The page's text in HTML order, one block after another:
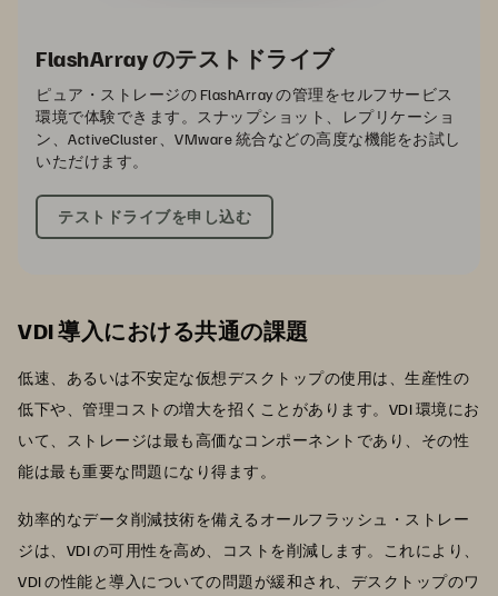
FlashArray のテストドライブ
ピュア・ストレージの FlashArray の管理をセルフサービス
環境で体験できます。スナップショット、レプリケーショ
ン、ActiveCluster、VMware 統合などの高度な機能をお試し
いただけます。
テストドライブを申し込む
VDI 導入における共通の課題
低速、あるいは不安定な仮想デスクトップの使用は、生産性の
低下や、管理コストの増大を招くことがあります。VDI 環境にお
いて、ストレージは最も高価なコンポーネントであり、その性
能は最も重要な問題になり得ます。
効率的なデータ削減技術を備えるオールフラッシュ・ストレー
ジは、VDI の可用性を高め、コストを削減します。これにより、
VDI の性能と導入についての問題が緩和され、デスクトップのワ